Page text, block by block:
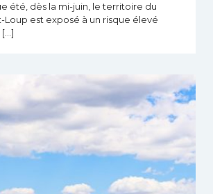
été, dès la mi-juin, le territoire du
Loup est exposé à un risque élevé
[…]